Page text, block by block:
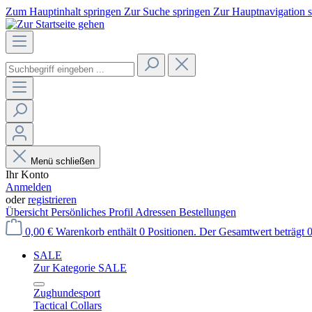
Zum Hauptinhalt springen Zur Suche springen Zur Hauptnavigation
Menü schließen
Ihr Konto
Anmelden
oderregistrieren
Übersicht Persönliches Profil Adressen Bestellungen
0,00 € Warenkorb enthält 0 Positionen. Der Gesamtwert beträgt
SALE
Zur Kategorie SALE
Zughundesport
Tactical Collars